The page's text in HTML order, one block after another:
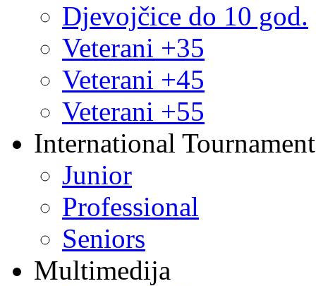
Djevojčice do 10 god.
Veterani +35
Veterani +45
Veterani +55
International
Junior
Professional
Seniors
Multimedija